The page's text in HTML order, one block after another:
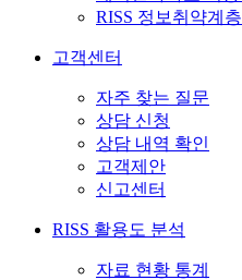
RISS 정보취약계
고객센터
자주 찾는 질문
상담 신청
상담 내역 확인
고객제안
신고센터
RISS 활용도 분석
자료 현황 통계